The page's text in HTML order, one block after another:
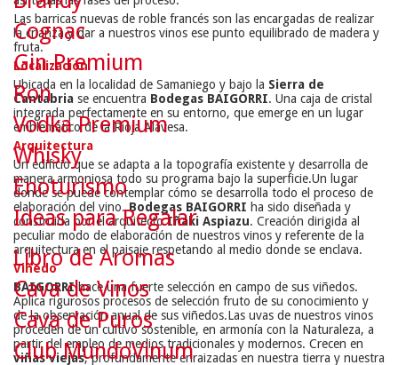
Las barricas nuevas de roble francés son las encargadas de realizar
la crianza y dar a nuestros vinos ese punto equilibrado de madera y
fruta.
Localización
Ubicada en la localidad de Samaniego y bajo la Sierra de
Cantabria se encuentra Bodegas BAIGORRI. Una caja de cristal
integrada perfectamente en su entorno, que emerge en un lugar
emblemático de la Rioja Alavesa.
Arquitectura
Un edificio que se adapta a la topografía existente y desarrolla de
manera armoniosa todo su programa bajo la superficie.Un lugar
donde se puede contemplar cómo se desarrolla todo el proceso de
elaboración del vino.Bodegas BAIGORRI ha sido diseñada y
construida por el arquitectoIñaki Aspiazu. Creación dirigida al
peculiar modo de elaboración de nuestros vinos y referente de la
arquitectura en el paisaje respetando al medio donde se enclava.
Viñedo
BAIGORRIhace una fuerte selección en campo de sus viñedos.
Aplica rigurosos procesos de selección fruto de su conocimiento y
de la observación anual de sus viñedos.Las uvas de nuestros vinos
proceden de un cultivo sostenible, en armonía con la Naturaleza, a
partir del empleo de medios tradicionales y modernos. Crecen en
viñas viejas, profundamente enraizadas en nuestra tierra y nuestra
Cognac
Gin Premium
Ron
Vodka Premium
Whisky
Enoturismo
Ideas para Regalar
Libro de Aromas
Cava de Vinos
Cava de Puros
Club MundoVinum